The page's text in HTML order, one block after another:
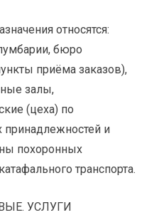
относятся:
бюро
приёма заказов),
залы,
(цеха) по
и
похоронных
транспорта.
УСЛУГИ